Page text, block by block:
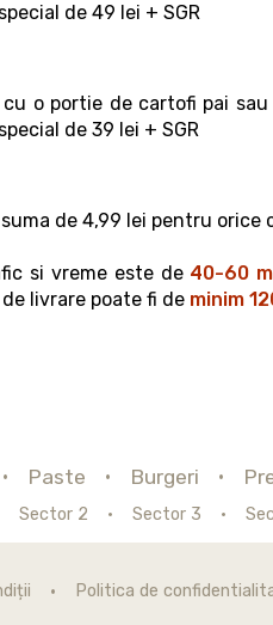
de 49 lei + SGR
portie de cartofi pai sau
de 39 lei + SGR
de 4,99 lei pentru orice
si vreme este de 40-60
livrare poate fi de minim
Paste Burgeri
Sector 2 Sector 3
Politica de